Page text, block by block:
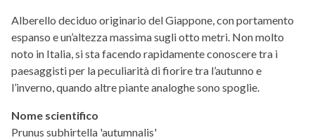
Alberello deciduo originario del Giappone, con portamento
espanso e un’altezza massima sugli otto metri. Non molto
noto in Italia, si sta facendo rapidamente conoscere tra i
paesaggisti per la peculiarità di fiorire tra l’autunno e
l’inverno, quando altre piante analoghe sono spoglie.
Nome scientifico
Prunus subhirtella 'autumnalis'